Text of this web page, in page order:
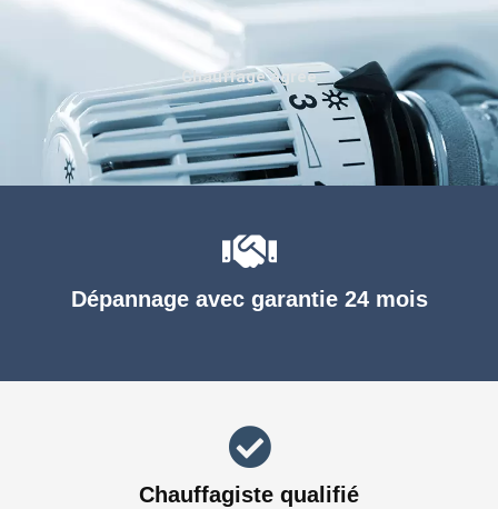
Dépannage avec garantie 24 mois
Chauffagiste qualifié
Chauffage agréé